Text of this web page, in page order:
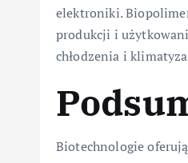
elektroniki.
produkcji i
chłodzenia i
Biotechnologie